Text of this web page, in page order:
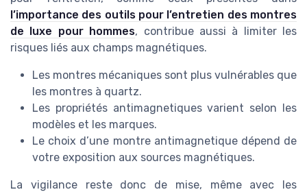
l’importance des outils pour l’entretien des montres
de luxe pour hommes, contribue aussi à limiter les
risques liés aux champs magnétiques.
Les montres mécaniques sont plus vulnérables que
les montres à quartz.
Les propriétés antimagnetiques varient selon les
modèles et les marques.
Le choix d’une montre antimagnetique dépend de
votre exposition aux sources magnétiques.
La vigilance reste donc de mise, même avec les